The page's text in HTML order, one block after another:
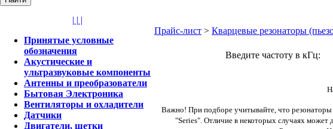
| | |
Принятые условные
обозначения
Акустические и
ультразвуковые компоненты
Антенны и преобразователи
Бытовая Электроника
Вентиляторы и охладители
Датчики
Двигатели, щетки
Прайс-лист > Кварцевые резонаторы
Введите частоту в кГц:
Важно! При подборе учитывайте, что резонаторы
"Series". Отличие в некоторых случаях может